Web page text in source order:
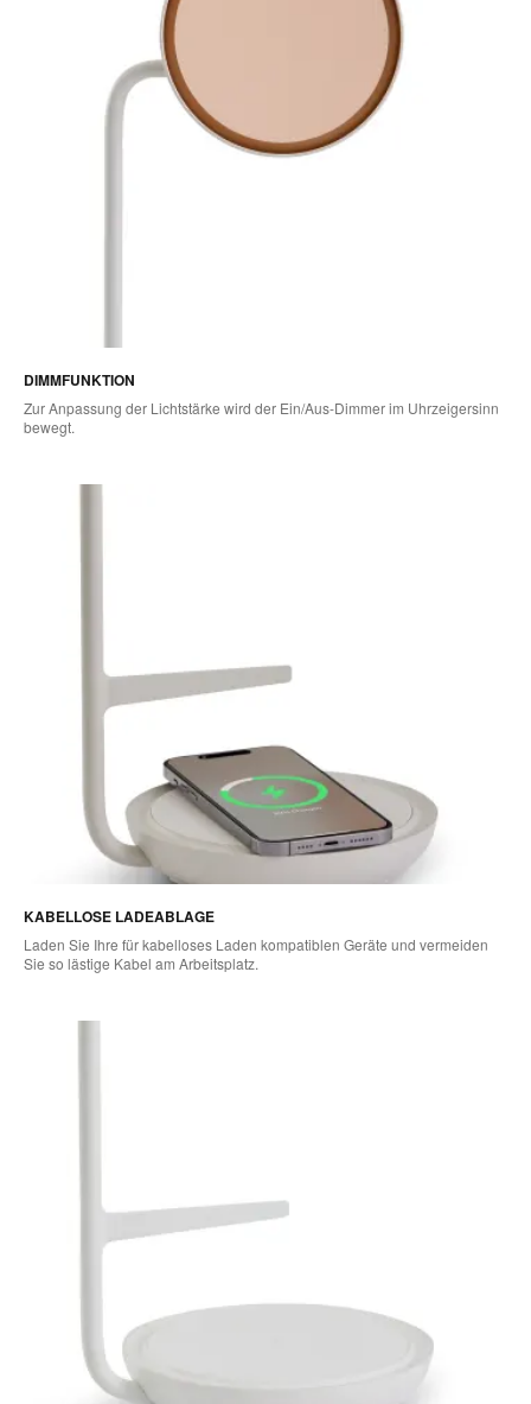
DIMMFUNKTION
Zur Anpassung der Lichtstärke wird der Ein/Aus-Dimmer im Uhrzeigersinn
bewegt.
KABELLOSE LADEABLAGE
Laden Sie Ihre für kabelloses Laden kompatiblen Geräte und vermeiden
Sie so lästige Kabel am Arbeitsplatz.